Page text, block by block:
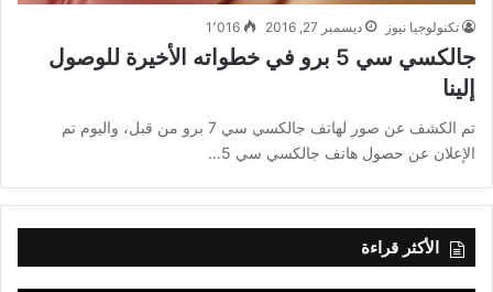
تكنولوجيا نيوز ديسمبر 27, 2016 1٬016
جالكسي سي 5 برو في خطواته الأخيرة للوصول
إلينا
تم الكشف عن صور لهاتف جالكسي سي 7 برو من قبل، واليوم تم
الإعلان عن حصول هاتف جالكسي سي 5…
الأكثر قراءة